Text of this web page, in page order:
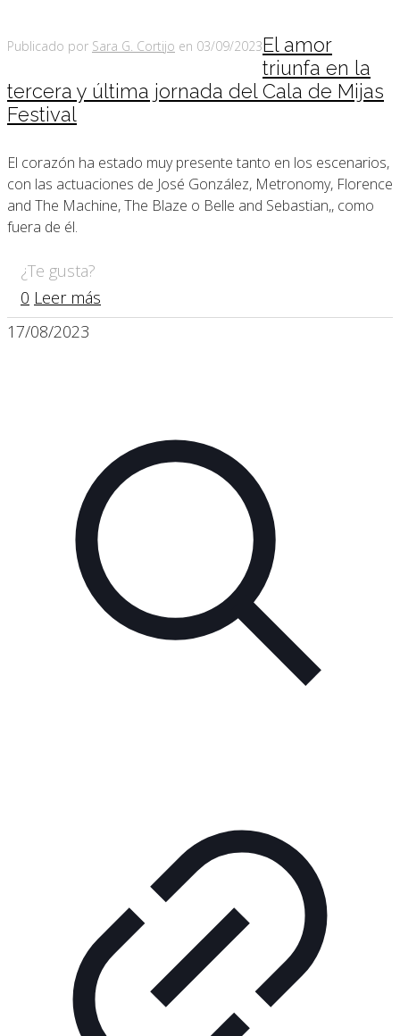
Publicado por Sara G. Cortijo en 03/09/2023El amor
triunfa en la
tercera y última jornada del Cala de Mijas
Festival
El corazón ha estado muy presente tanto en los escenarios,
con las actuaciones de José González, Metronomy, Florence
and The Machine, The Blaze o Belle and Sebastian,, como
fuera de él.
¿Te gusta?
0 Leer más
17/08/2023